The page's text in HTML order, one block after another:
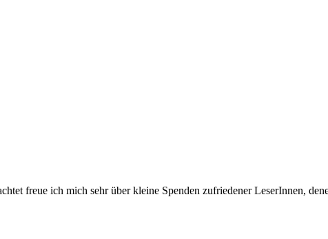
freue ich mich sehr über kleine Spenden zufriedener Le­serInnen,